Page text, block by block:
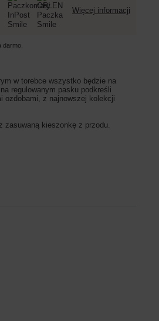
Więcej informacji
darmo.
w torebce wszystko będzie na
regulowanym pasku podkreśli
ozdobami, z najnowszej kolekcji
zasuwaną kieszonkę z przodu.